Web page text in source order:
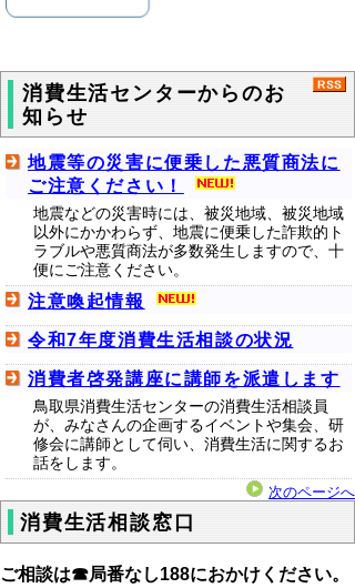
消費生活センターからのお
知らせ
地震等の災害に便乗した悪質商法に
ご注意ください！
地震などの災害時には、被災地域、被災地域
以外にかかわらず、地震に便乗した詐欺的ト
ラブルや悪質商法が多数発生しますので、十
便にご注意ください。
注意喚起情報
令和7年度消費生活相談の状況
消費者啓発講座に講師を派遣します
鳥取県消費生活センターの消費生活相談員
が、みなさんの企画するイベントや集会、研
修会に講師として伺い、消費生活に関するお
話をします。
次のページへ
消費生活相談窓口
ご相談は☎局番なし188におかけください。